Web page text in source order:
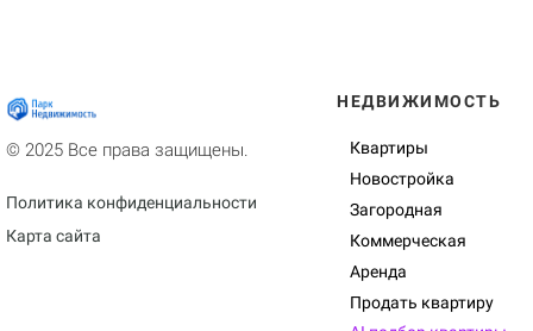
© 2025 Все права защищены.
Политика конфиденциальности
Карта сайта
НЕДВИЖИМОСТЬ
Квартиры
Новостройка
Загородная
Коммерческая
Аренда
Продать квартиру